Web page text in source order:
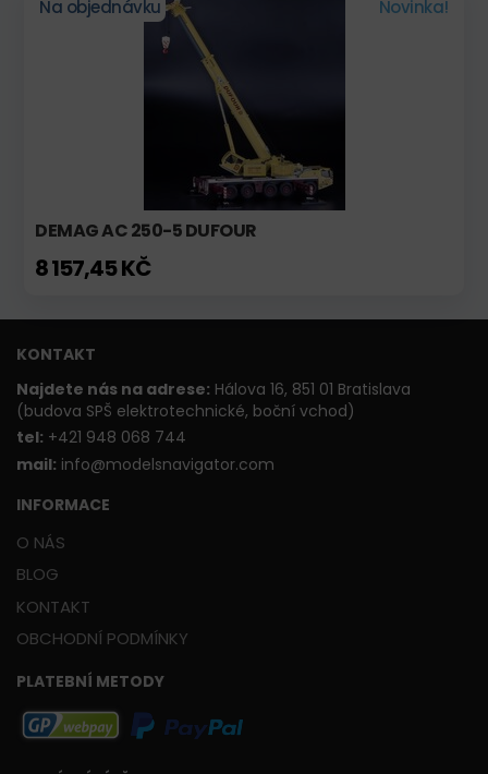
Na objednávku Novinka!
DEMAG AC 250-5 DUFOUR
8 157,45 KČ
KONTAKT
Najdete nás na adrese: Hálova 16, 851 01 Bratislava
(budova SPŠ elektrotechnické, boční vchod)
tel: +421 948 068 744
mail: info@modelsnavigator.com
INFORMACE
O NÁS
BLOG
KONTAKT
OBCHODNÍ PODMÍNKY
PLATEBNÍ METODY